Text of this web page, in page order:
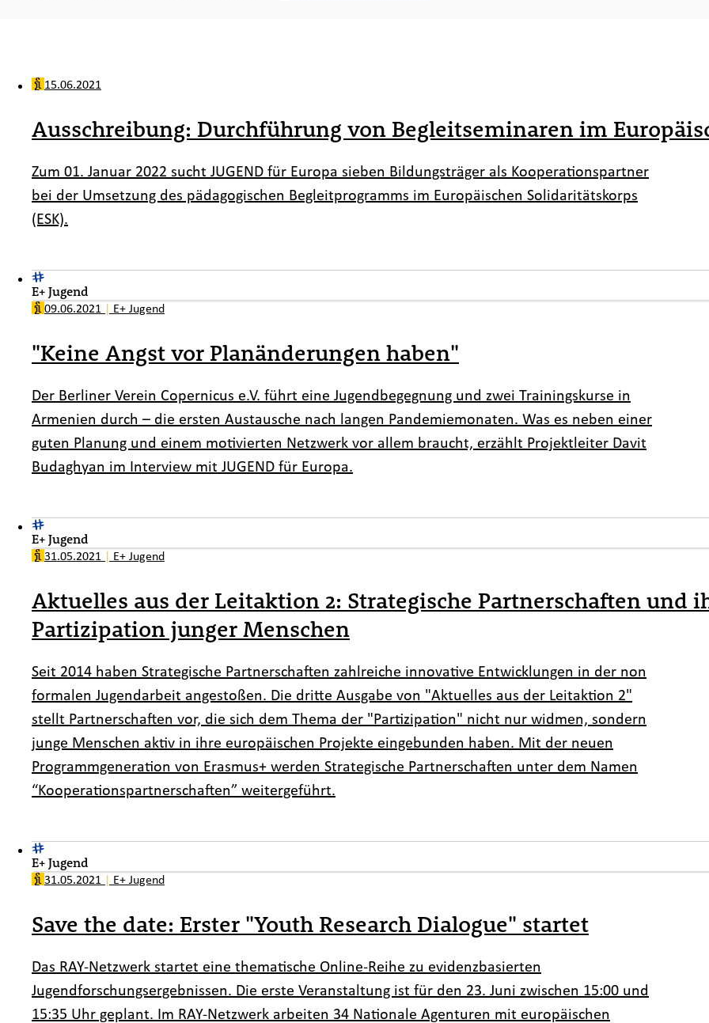
15.06.2021
Ausschreibung: Durchführung von Begleitseminaren im
Zum 01. Januar 2022 sucht JUGEND für Europa sieben Bildungsträger als Kooperationspartner
bei der Umsetzung des pädagogischen Begleitprogramms im Europäischen Solidaritätskorps
(ESK).
E+ Jugend
09.06.2021 | E+ Jugend
"Keine Angst vor Planänderungen haben"
Der Berliner Verein Copernicus e.V. führt eine Jugendbegegnung und zwei Trainingskurse in
Armenien durch – die ersten Austausche nach langen Pandemiemonaten. Was es neben einer
guten Planung und einem motivierten Netzwerk vor allem braucht, erzählt Projektleiter Davit
Budaghyan im Interview mit JUGEND für Europa.
E+ Jugend
31.05.2021 | E+ Jugend
Aktuelles aus der Leitaktion 2: Strategische Partnerschaften und
Partizipation junger Menschen
Seit 2014 haben Strategische Partnerschaften zahlreiche innovative Entwicklungen in der non
formalen Jugendarbeit angestoßen. Die dritte Ausgabe von "Aktuelles aus der Leitaktion 2"
stellt Partnerschaften vor, die sich dem Thema der "Partizipation" nicht nur widmen, sondern
junge Menschen aktiv in ihre europäischen Projekte eingebunden haben. Mit der neuen
Programmgeneration von Erasmus+ werden Strategische Partnerschaften unter dem Namen
“Kooperationspartnerschaften” weitergeführt.
E+ Jugend
31.05.2021 | E+ Jugend
Save the date: Erster "Youth Research Dialogue" startet
Das RAY-Netzwerk startet eine thematische Online-Reihe zu evidenzbasierten
Jugendforschungsergebnissen. Die erste Veranstaltung ist für den 23. Juni zwischen 15:00 und
15:35 Uhr geplant. Im RAY-Netzwerk arbeiten 34 Nationale Agenturen mit europäischen